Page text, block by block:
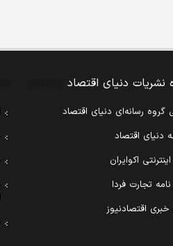
نشریات دنیای اقتصاد
گروه رسانه‌ای دنیای اقتصاد
دنیای اقتصاد
اکوایران
تجارت فردا
خبری اقتصادنیوز